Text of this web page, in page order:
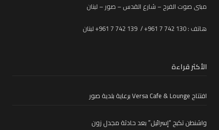
مبنى صوت الفرح – شارع القدس – صور – لبنان
هاتف : 130 742 7 961+ / 139 742 7 961+ لبنان
الأكثر قراءة
افتتاح Versa Cafe & Lounge برعاية بلدية صور
واشنطن تكبح “إسرائيل” بعد حادثة مجدل زون